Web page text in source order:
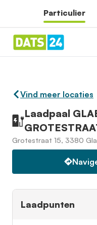
Particulier
Vind meer locaties
Laadpaal
Grotestraat 15, 3380
Laadpunten